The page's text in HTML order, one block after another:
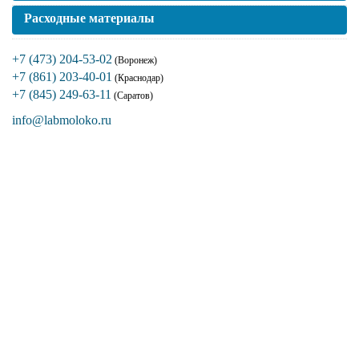
Расходные материалы
+7 (473) 204-53-02 (Воронеж)
+7 (861) 203-40-01 (Краснодар)
+7 (845) 249-63-11 (Саратов)
info@labmoloko.ru